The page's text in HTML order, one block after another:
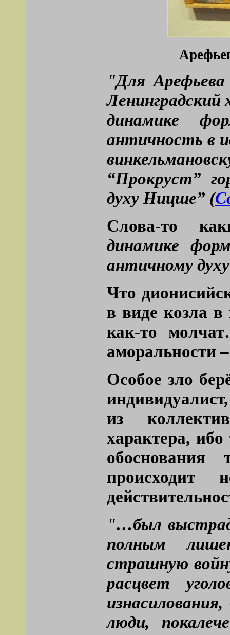
"Для
Ленинградский
динамике
античность в
“Прокруст”
духу Ницше” (
Слова-то
динамике
античному
Что
в виде козла в
как-то
аморальности
Особое зло
из
характера,
обоснования
происходит
"…был
полным
страшную
расцвет
люди,